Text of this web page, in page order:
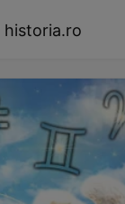
historia.ro